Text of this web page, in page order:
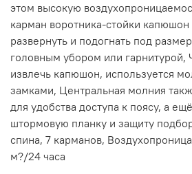
этом высокую
карман воротника-стойки
развернуть и подогнать под
головным убором или гарнитурой,
извлечь капюшон, используется
замками, Центральная молния
для удобства доступа к поясу, а
штормовую планку и защиту
спина, 7 карманов,
м?/24 часа